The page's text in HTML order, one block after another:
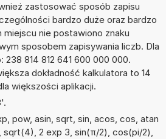
zastosować sposób zapisu
bardzo duże oraz bardzo
miejscu nie postawiono znaku
sposobem zapisywania liczb. Dla
814 812 641 600 000 000.
dokładność kalkulatora to 14
większości aplikacji.
pow, asin, sqrt, sin, acos, cos, atan
sqrt(4), 2 exp 3, sin(π/2), cos(pi/2),